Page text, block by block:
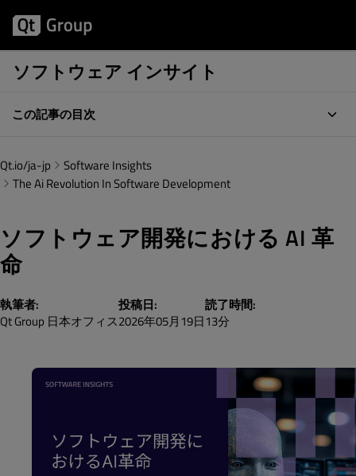
ソフトウェア インサイト
この記事の目次
Qt.io/ja-jp
Software Insights
The Ai Revolution In Software Development
ソフトウェア開発における AI 革
命
執筆者:
Qt Group 日本オフィス
投稿日:
2026年05月19日
読了時間:
13分